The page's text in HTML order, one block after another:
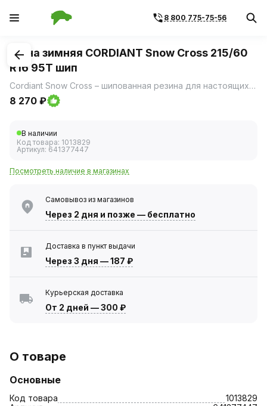
8 800 775-75-56
1/3
Шина зимняя CORDIANT Snow Cross 215/60
R16 95T шип
Cordiant Snow Cross – шипованная резина для настоящих зимних условий: - непревзойденное сцепление и безопасность на льду, - уверенное вождение на снегу, - готовность шины к самым суровым зимним условиям.
8 270 ₽
В наличии
Код товара: 1013829
Артикул: 641377447
Посмотреть наличие в магазинах
Самовывоз из магазинов
Через 2 дня и позже — бесплатно
Доставка в пункт выдачи
Через 3 дня —187 ₽
Курьерская доставка
От 2 дней —300 ₽
О товаре
Основные
Код товара
1013829